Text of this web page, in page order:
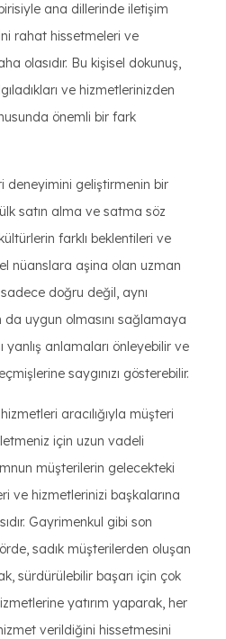
ana dillerinde iletişim
rahat hissetmeleri ve
olasıdır. Bu kişisel dokunuş,
ve hizmetlerinizden
önemli bir fark
deneyimini geliştirmenin bir
satın alma ve satma söz
farklı beklentileri ve
nüanslara aşina olan uzman
doğru değil, aynı
uygun olmasını sağlamaya
yanlış anlamaları önleyebilir ve
saygınızı gösterebilir.
aracılığıyla müşteri
için uzun vadeli
müşterilerin gelecekteki
ve hizmetlerinizi başkalarına
Gayrimenkul gibi son
sadık müşterilerden oluşan
sürdürülebilir başarı için çok
yatırım yaparak, her
verildiğini hissetmesini